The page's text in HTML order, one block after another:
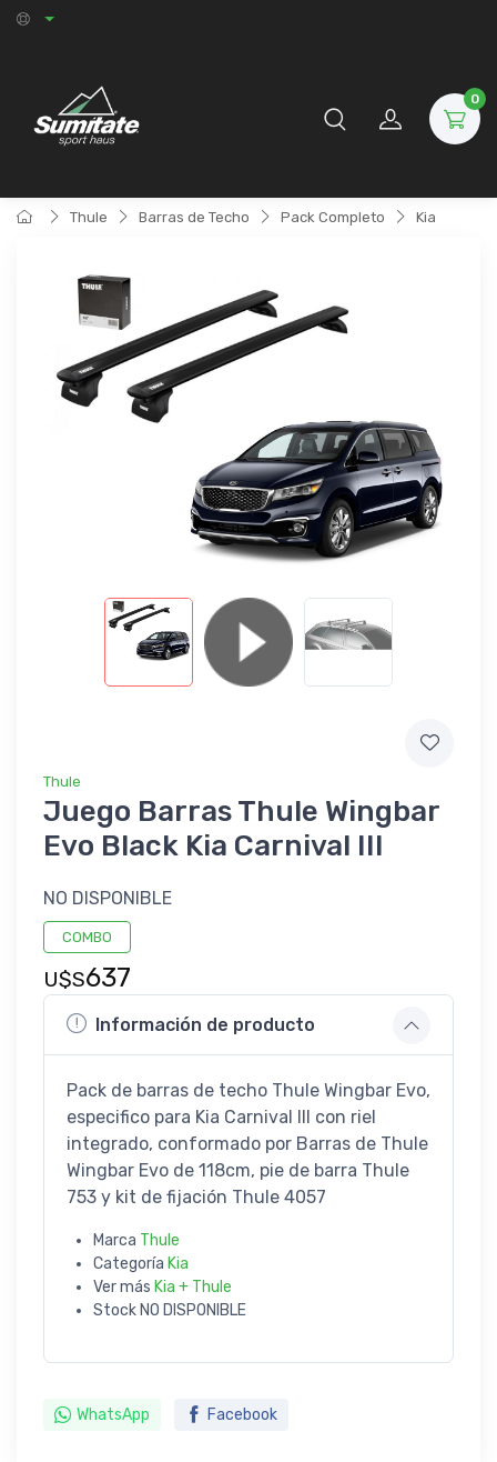
0
Thule Barras de Techo Pack Completo Kia
Thule
Juego Barras Thule Wingbar
Evo Black Kia Carnival III
NO DISPONIBLE
COMBO
U$S637
Información de producto
Pack de barras de techo Thule Wingbar Evo,
especifico para Kia Carnival III con riel
integrado, conformado por Barras de Thule
Wingbar Evo de 118cm, pie de barra Thule
753 y kit de fijación Thule 4057
Marca Thule
Categoría Kia
Ver más Kia + Thule
Stock NO DISPONIBLE
WhatsApp Facebook